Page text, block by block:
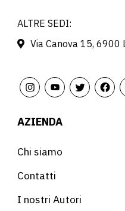
ALTRE SEDI:
Via Canova 15, 6900
AZIENDA
Chi siamo
Contatti
I nostri Autori